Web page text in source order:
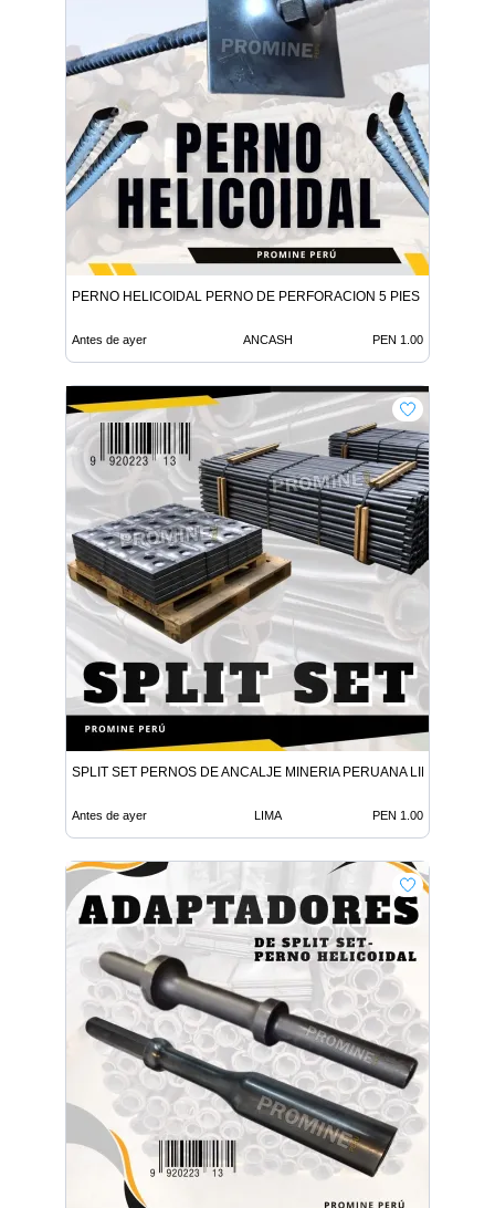
PERNO HELICOIDAL PERNO DE PERFORACION 5 PIES
Antes de ayer ANCASH PEN 1.00
SPLIT SET PERNOS DE ANCALJE MINERIA PERUANA LIMA
Antes de ayer LIMA PEN 1.00